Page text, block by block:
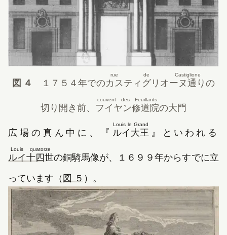
図 ４ １７５４年でのカスティグリオーヌ通り
rue de Castiglione
の
切り開き前、 フイヤン修道院
couvent des Feuillants
の大門
広場の真ん中に、『 ルイ大王
Louis le Grand
ルイ十四世
Louis quatorze （新しいタブで開きます）
の銅騎馬像が、 １６９９年からすでに立
っています（ 図 ５ ）。